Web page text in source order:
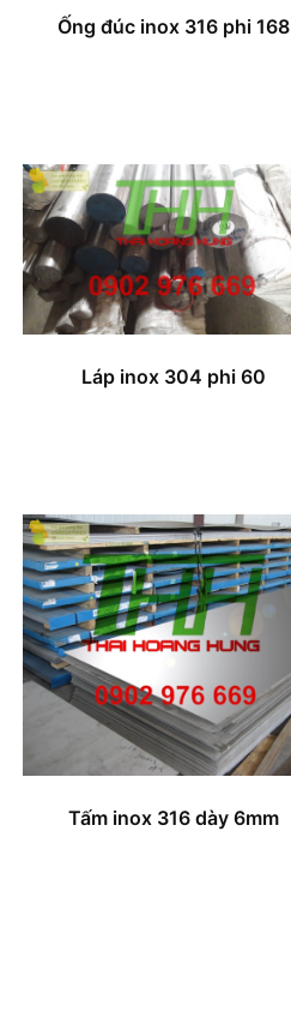
Ống đúc inox 316 phi 168
Láp inox 304 phi 60
Tấm inox 316 dày 6mm